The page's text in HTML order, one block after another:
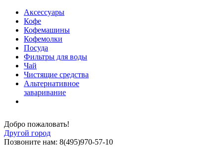
Аксессуары
Кофе
Кофемашины
Кофемолки
Посуда
Фильтры для воды
Чай
Чистящие средства
Альтернативное
заваривание
Добро пожаловать!
Другой город
Позвоните нам: 8(495)970-57-10